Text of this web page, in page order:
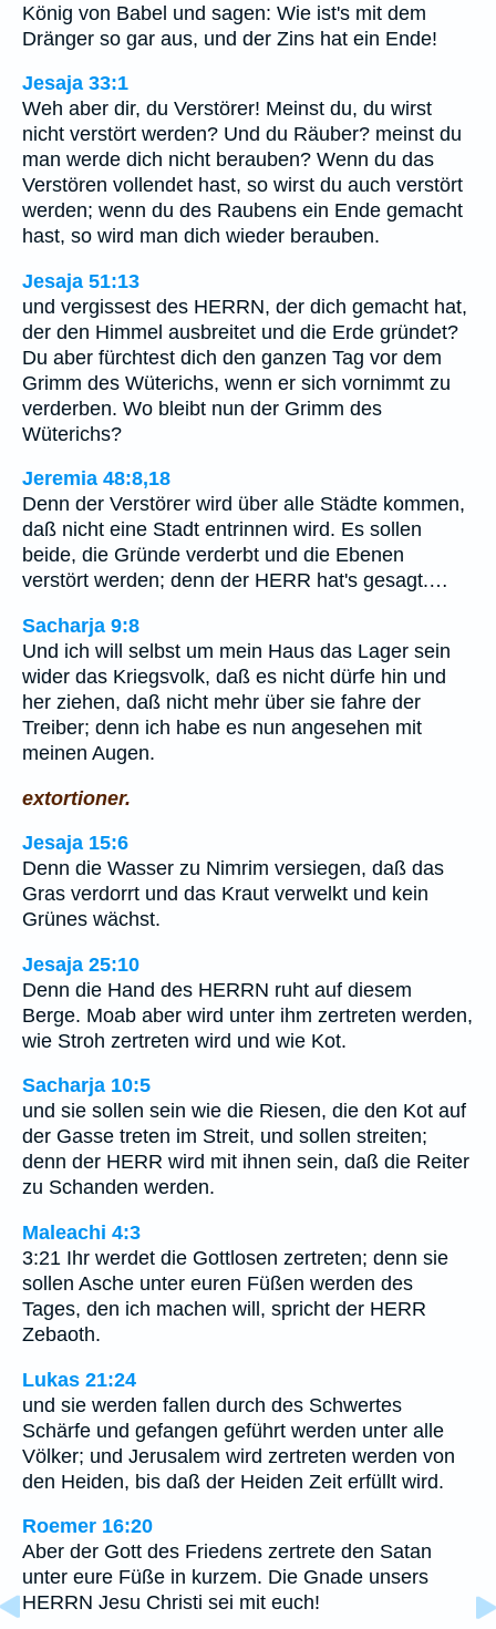
König von Babel und sagen: Wie ist's mit dem
Dränger so gar aus, und der Zins hat ein Ende!
Jesaja 33:1
Weh aber dir, du Verstörer! Meinst du, du wirst
nicht verstört werden? Und du Räuber? meinst du
man werde dich nicht berauben? Wenn du das
Verstören vollendet hast, so wirst du auch verstört
werden; wenn du des Raubens ein Ende gemacht
hast, so wird man dich wieder berauben.
Jesaja 51:13
und vergissest des HERRN, der dich gemacht hat,
der den Himmel ausbreitet und die Erde gründet?
Du aber fürchtest dich den ganzen Tag vor dem
Grimm des Wüterichs, wenn er sich vornimmt zu
verderben. Wo bleibt nun der Grimm des
Wüterichs?
Jeremia 48:8,18
Denn der Verstörer wird über alle Städte kommen,
daß nicht eine Stadt entrinnen wird. Es sollen
beide, die Gründe verderbt und die Ebenen
verstört werden; denn der HERR hat's gesagt.…
Sacharja 9:8
Und ich will selbst um mein Haus das Lager sein
wider das Kriegsvolk, daß es nicht dürfe hin und
her ziehen, daß nicht mehr über sie fahre der
Treiber; denn ich habe es nun angesehen mit
meinen Augen.
extortioner.
Jesaja 15:6
Denn die Wasser zu Nimrim versiegen, daß das
Gras verdorrt und das Kraut verwelkt und kein
Grünes wächst.
Jesaja 25:10
Denn die Hand des HERRN ruht auf diesem
Berge. Moab aber wird unter ihm zertreten werden,
wie Stroh zertreten wird und wie Kot.
Sacharja 10:5
und sie sollen sein wie die Riesen, die den Kot auf
der Gasse treten im Streit, und sollen streiten;
denn der HERR wird mit ihnen sein, daß die Reiter
zu Schanden werden.
Maleachi 4:3
3:21 Ihr werdet die Gottlosen zertreten; denn sie
sollen Asche unter euren Füßen werden des
Tages, den ich machen will, spricht der HERR
Zebaoth.
Lukas 21:24
und sie werden fallen durch des Schwertes
Schärfe und gefangen geführt werden unter alle
Völker; und Jerusalem wird zertreten werden von
den Heiden, bis daß der Heiden Zeit erfüllt wird.
Roemer 16:20
Aber der Gott des Friedens zertrete den Satan
unter eure Füße in kurzem. Die Gnade unsers
HERRN Jesu Christi sei mit euch!